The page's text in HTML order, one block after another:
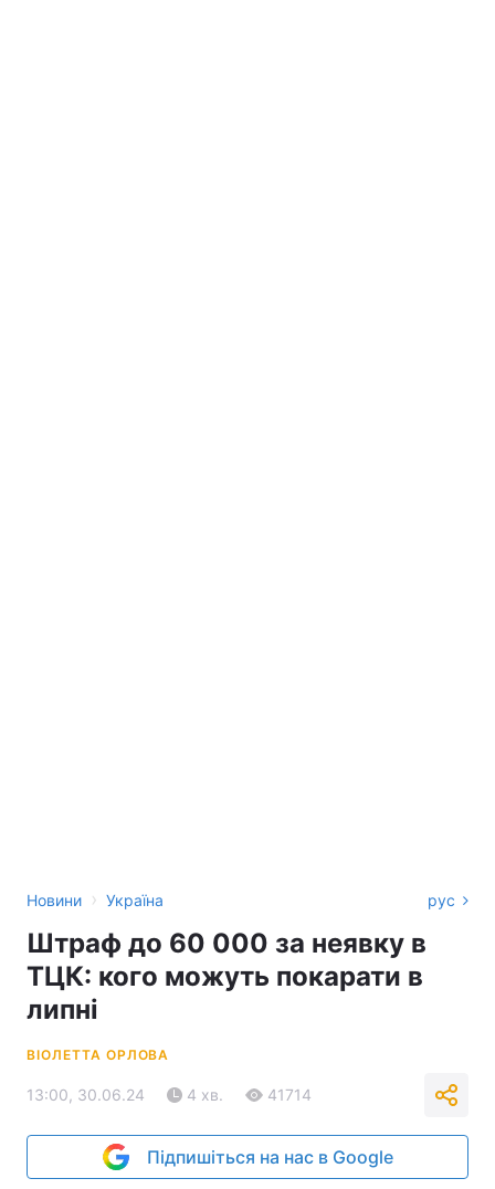
Новини › Україна рус
Штраф до 60 000 за неявку в
ТЦК: кого можуть покарати в
липні
ВІОЛЕТТА ОРЛОВА
13:00, 30.06.24 4 хв. 41714
Підпишіться на нас в Google